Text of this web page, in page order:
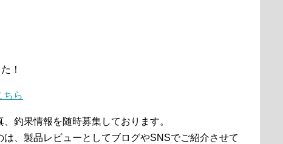
！
ちら
釣果情報を随時募集しております。
、製品レビューとしてブログやSNSでご紹介させて